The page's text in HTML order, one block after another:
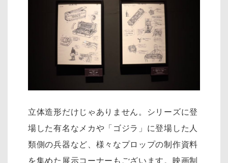
立体造形だけじゃありません。シリーズに登
場した有名なメカや「ゴジラ」に登場した人
類側の兵器など、様々なプロップの制作資料
を集めた展示コーナーもございます。映画制